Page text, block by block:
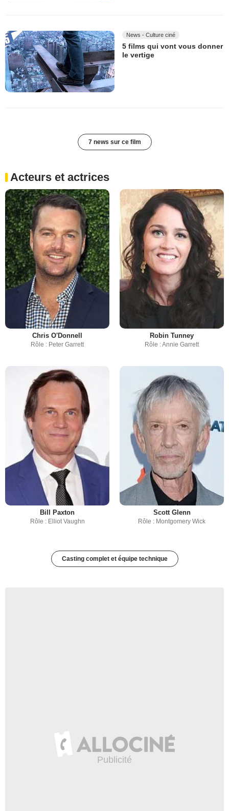
News - Culture ciné
5 films qui vont vous donner
le vertige
7 news sur ce film
Acteurs et actrices
Chris O'Donnell
Rôle : Peter Garrett
Robin Tunney
Rôle : Annie Garrett
Bill Paxton
Rôle : Elliot Vaughn
Scott Glenn
Rôle : Montgomery Wick
Casting complet et équipe technique